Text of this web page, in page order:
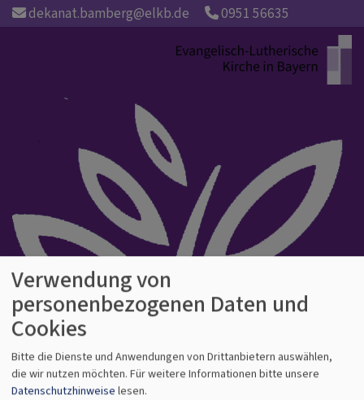
Direktdekanat.bamberg@elkb.de 0951 56635
Verwendung von
personenbezogenen Daten und
Cookies
Bitte die Dienste und Anwendungen von Drittanbietern auswählen,
die wir nutzen möchten. Für weitere Informationen bitte unsere
Datenschutzhinweise lesen.